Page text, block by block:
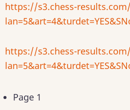
https://s3.chess-
https://s3.chess-
Pagination
Page 1